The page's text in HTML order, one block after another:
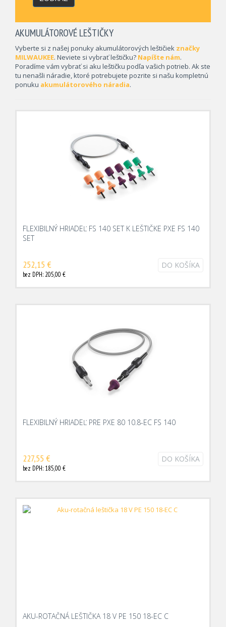
AKUMULÁTOROVÉ LEŠTIČKY
Vyberte si z našej ponuky akumulátorových leštičiek značky
MILWAUKEE. Neviete si vybrať leštičku? Napíšte nám.
Poradíme vám vybrať si aku leštičku podľa vašich potrieb. Ak ste
tu nenašli náradie, ktoré potrebujete pozrite si našu kompletnú
ponuku akumulátorového náradia.
FLEXIBILNÝ HRIADEĽ FS 140 SET K LEŠTIČKE PXE FS 140
SET
252,15 €
bez DPH: 205,00 €
DO KOŠÍKA
FLEXIBILNÝ HRIADEĽ PRE PXE 80 10.8-EC FS 140
227,55 €
bez DPH: 185,00 €
DO KOŠÍKA
AKU-ROTAČNÁ LEŠTIČKA 18 V PE 150 18-EC C